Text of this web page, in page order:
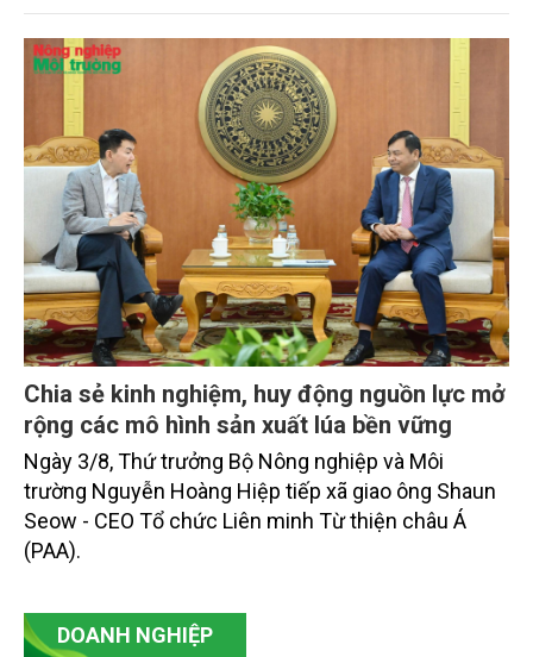
Tình hình sản xuất nông, lâm nghiệp và thủy
sản tháng Bảy và 7 tháng năm 2026
Sản xuất nông, lâm nghiệp và thủy sản tháng Bảy
duy trì ổn định, tập trung vào chăm sóc lúa, hoa
màu vụ mùa và vụ Hè -Thu. Chăn nuôi trâu, bò trong
tháng tiếp tục xu hướng giảm; chăn nuôi lợn phát
triển ổn định; chăn nuôi gia cầm duy trì đà tăng
trưởng khá. Diện tích rừng trồng mới và sản lượng
thủy sản đều tăng nhẹ.